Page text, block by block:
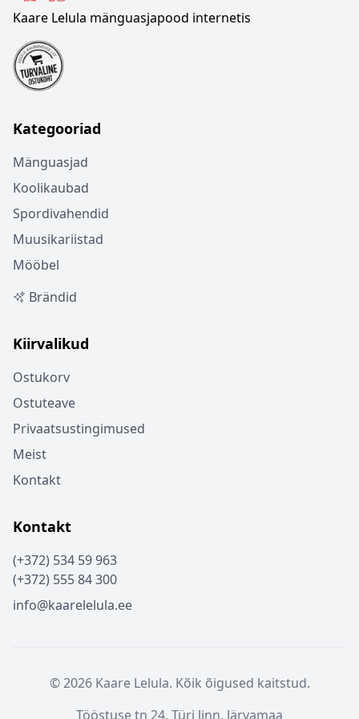
Kaare Lelula mänguasjapood internetis
Kategooriad
Mänguasjad
Koolikaubad
Spordivahendid
Muusikariistad
Mööbel
Brändid
Kiirvalikud
Ostukorv
Ostuteave
Privaatsustingimused
Meist
Kontakt
Kontakt
(+372) 534 59 963
(+372) 555 84 300
info@kaarelelula.ee
© 2026 Kaare Lelula. Kõik õigused kaitstud.
Tööstuse tn 24, Türi linn, Järvamaa